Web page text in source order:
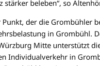
stärker beleben“, so
Punkt, der die Grombühler
in Grombühl.
Mitte unterstützt
Individualverkehr in